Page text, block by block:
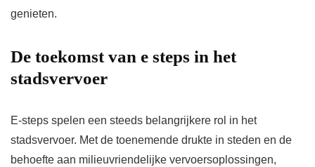
genieten.
De toekomst van e steps in het
stadsvervoer
E-steps spelen een steeds belangrijkere rol in het
stadsvervoer. Met de toenemende drukte in steden en de
behoefte aan milieuvriendelijke vervoersoplossingen,